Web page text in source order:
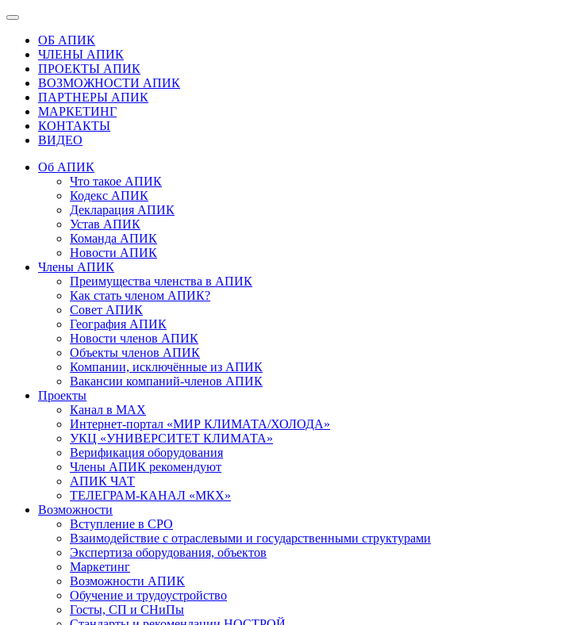
ОБ АПИК
ЧЛЕНЫ АПИК
ПРОЕКТЫ АПИК
ВОЗМОЖНОСТИ АПИК
ПАРТНЕРЫ АПИК
МАРКЕТИНГ
КОНТАКТЫ
ВИДЕО
Об АПИК
Что такое АПИК
Кодекс АПИК
Декларация АПИК
Устав АПИК
Команда АПИК
Новости АПИК
Члены АПИК
Преимущества членства в АПИК
Как стать членом АПИК?
Совет АПИК
География АПИК
Новости членов АПИК
Объекты членов АПИК
Компании, исключённые из АПИК
Вакансии компаний-членов АПИК
Проекты
Канал в MAX
Интернет-портал «МИР КЛИМАТА/ХОЛОДА»
УКЦ «УНИВЕРСИТЕТ КЛИМАТА»
Верификация оборудования
Члены АПИК рекомендуют
АПИК ЧАТ
ТЕЛЕГРАМ-КАНАЛ «МКХ»
Возможности
Вступление в СРО
Взаимодействие с отраслевыми и государственными структурами
Экспертиза оборудования, объектов
Маркетинг
Возможности АПИК
Обучение и трудоустройство
Госты, СП и СНиПы